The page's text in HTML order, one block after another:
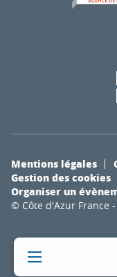
© Côte d'Azur France
Mentions légales
Gestion des cookies
Organiser un